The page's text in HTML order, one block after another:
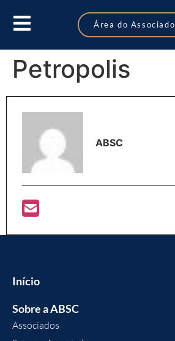
Área do Associado
Petropolis
ABSC
Início
Sobre a ABSC
Associados